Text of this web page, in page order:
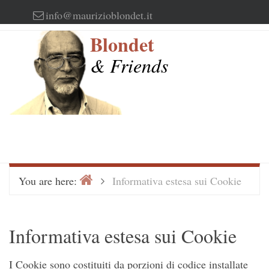
to
info@maurizioblondet.it
Blondet
& Friends
You are here: HomeInformativa estesa sui Cookie
Informativa estesa sui Cookie
I Cookie sono costituiti da porzioni di codice installate